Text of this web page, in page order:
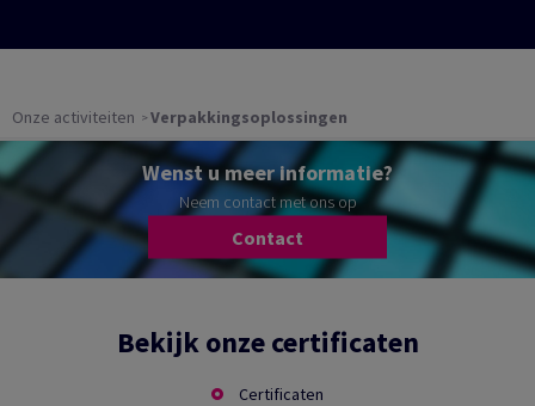
Onze activiteiten Verpakkingsoplossingen
Wenst u meer informatie?
Neem contact met ons op
Contact
Bekijk onze certificaten
Certificaten